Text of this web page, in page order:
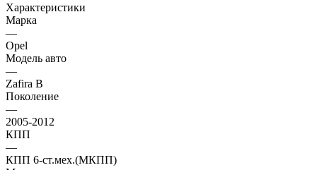
Характеристики
Марка
—
Opel
Модель авто
—
Zafira B
Поколение
—
2005-2012
КПП
—
КПП 6-ст.мех.(МКПП)